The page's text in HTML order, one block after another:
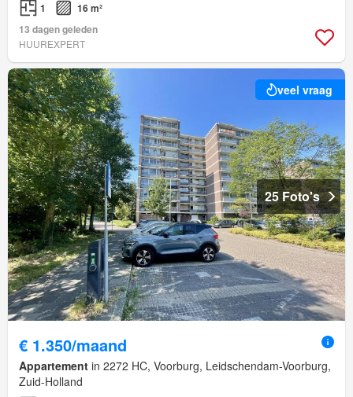
1
16 m²
13 dagen geleden
HUUREXPERT
veel vraag
25 Foto's
€ 1.350/maand
Appartement in 2272 HC, Voorburg, Leidschendam-Voorburg,
Zuid-Holland